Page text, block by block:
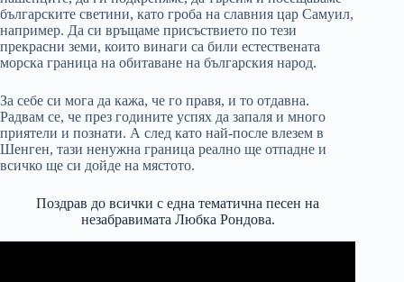
българските светини, като гроба на славния цар Самуил,
например. Да си връщаме присъствието по тези
прекрасни земи, които винаги са били естествената
морска граница на обитаване на българския народ.
За себе си мога да кажа, че го правя, и то отдавна.
Радвам се, че през годините успях да запаля и много
приятели и познати. А след като най-после влезем в
Шенген, тази ненужна граница реално ще отпадне и
всичко ще си дойде на мястото.
Поздрав до всички с една тематична песен на
незабравимата Любка Рондова.